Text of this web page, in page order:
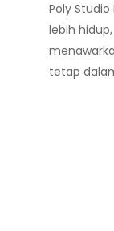
Poly
lebih
tetap